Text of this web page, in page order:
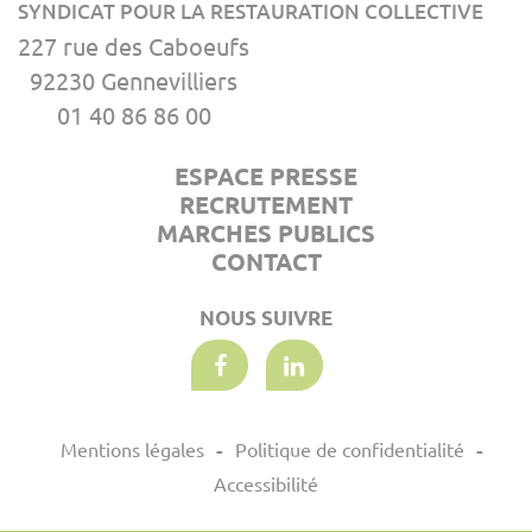
SYNDICAT POUR LA RESTAURATION COLLECTIVE
227 rue des Caboeufs
92230 Gennevilliers
01 40 86 86 00
ESPACE PRESSE
RECRUTEMENT
MARCHES PUBLICS
CONTACT
NOUS SUIVRE
Mentions légales
Politique de confidentialité
Accessibilité